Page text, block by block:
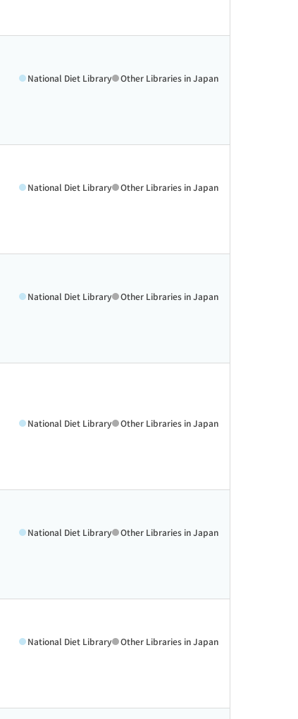
National Diet Library Other Libraries in Japan
National Diet Library Other Libraries in Japan
National Diet Library Other Libraries in Japan
National Diet Library Other Libraries in Japan
National Diet Library Other Libraries in Japan
National Diet Library Other Libraries in Japan